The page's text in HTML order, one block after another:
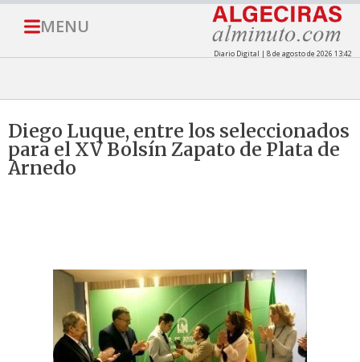
MENU
Diario Digital | 8 de agosto de 2026 13:42
Diego Luque, entre los seleccionados
para el XV Bolsín Zapato de Plata de
Arnedo